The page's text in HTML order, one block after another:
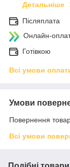
Детальніше
Післяплата
Онлайн-
Готівкою
Всі умови
Умови
Повернення
Всі умови